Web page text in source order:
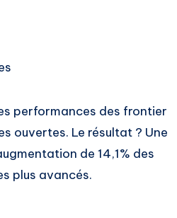
performances des frontier
ouvertes. Le résultat ? Une
de 14,1% des
plus avancés.